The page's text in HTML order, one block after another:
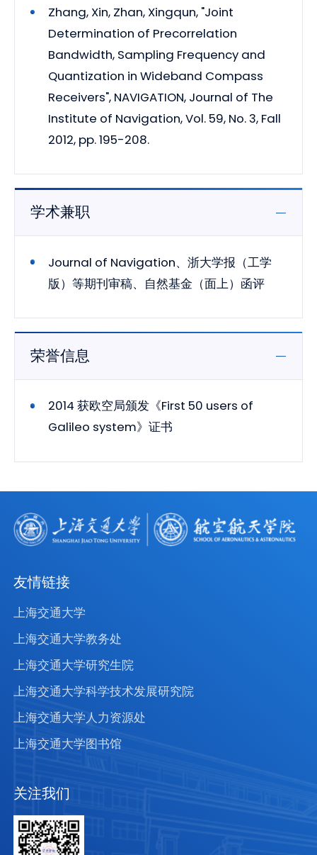
Zhang, Xin, Zhan, Xingqun, "Joint
Determination of Precorrelation
Bandwidth, Sampling Frequency and
Quantization in Wideband Compass
Receivers", NAVIGATION, Journal of The
Institute of Navigation, Vol. 59, No. 3, Fall
2012, pp. 195-208.
学术兼职
Journal of Navigation、浙大学报（工学
版）等期刊审稿、自然基金（面上）函评
荣誉信息
2014 获欧空局颁发《First 50 users of
Galileo system》证书
友情链接
上海交通大学
上海交通大学教务处
上海交通大学研究生院
上海交通大学科学技术发展研究院
上海交通大学人力资源处
上海交通大学图书馆
关注我们